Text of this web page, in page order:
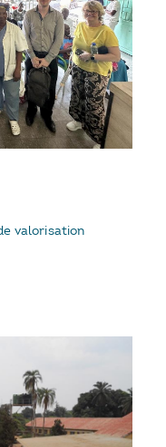
valorisation